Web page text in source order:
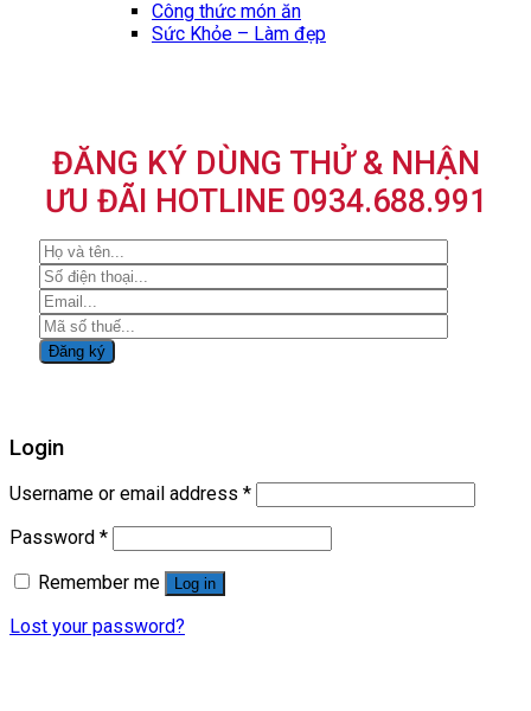
Công thức món ăn
Sức Khỏe – Làm đẹp
ĐĂNG KÝ DÙNG THỬ & NHẬN
ƯU ĐÃI HOTLINE 0934.688.991
Login
Username or email address *
Password *
Remember me
Log in
Lost your password?